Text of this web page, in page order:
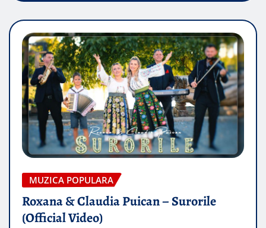
MUZICA POPULARA
Roxana & Claudia Puican – Surorile
(Official Video)